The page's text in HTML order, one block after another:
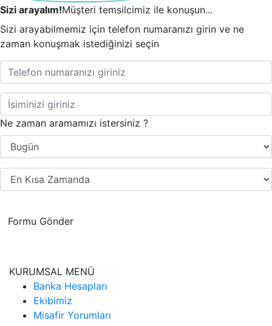
Sizi arayalım!Müşteri temsilcimiz ile konuşun...
Sizi arayabilmemiz için telefon numaranızı girin ve ne
zaman konuşmak istediğinizi seçin
Ne zaman aramamızı istersiniz ?
Formu Gönder
KURUMSAL MENÜ
Banka Hesapları
Ekibimiz
Misafir Yorumları